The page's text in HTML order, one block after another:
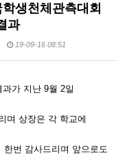
생천체관측대회
과
19-09-16 08:51
가 지난 9월 2일
며 상장은 각 학교에
번 감사드리며 앞으로도